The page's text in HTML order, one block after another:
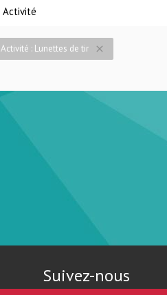
Activité
Activité : Lunettes de tir close
Suivez-nous